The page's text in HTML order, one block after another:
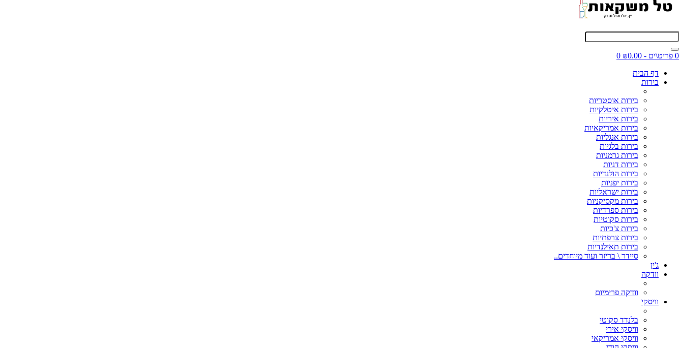
0 פריט\ים - ₪0.00
0
דף הבית
בירות
בירות אוסטריות
בירות איטלקיות
בירות איריות
בירות אמריקאיות
בירות אנגליות
בירות בלגיות
בירות גרמניות
בירות דניות
בירות הולנדיות
בירות יפניות
בירות ישראליות
בירות מקסיקניות
בירות ספרדיות
בירות סקוטיות
בירות צ'כיות
בירות צרפתיות
בירות תאילנדיות
סיידר \ בריזר ועוד מיוחדים..
ג'ין
וודקה
וודקה פרימיום
וויסקי
בלנדד סקוטי
וויסקי אירי
וויסקי אמריקאי